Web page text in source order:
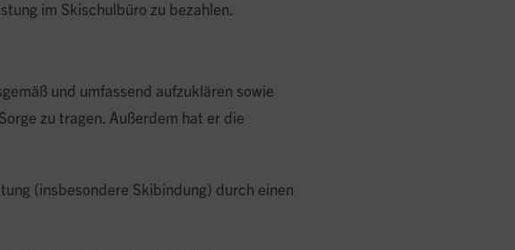
im Skischulbüro zu bezahlen.
und umfassend aufzuklären sowie
zu tragen. Außerdem hat er die
(insbesondere Skibindung) durch einen